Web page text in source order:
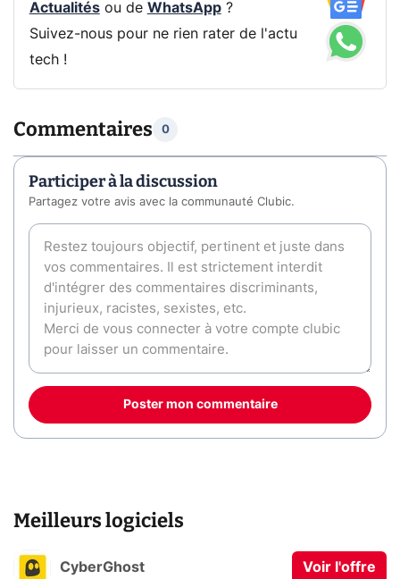
Actualitésou de WhatsApp?
Suivez-nous pour ne rien rater de l'actu
tech !
Commentaires 0
Participer à la discussion
Partagez votre avis avec la communauté Clubic.
Poster mon commentaire
Meilleurs logiciels
CyberGhost Voir l'offre